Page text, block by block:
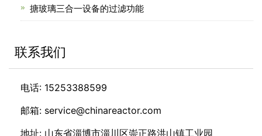
搪玻璃三合一设备的过滤功能
联系我们
电话: 15253388599
邮箱: service@chinareactor.com
地址: 山东省淄博市淄川区崇正路洪山镇工业园